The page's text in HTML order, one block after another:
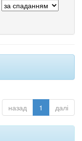
назад 1 далі